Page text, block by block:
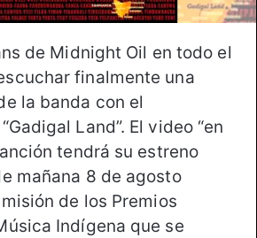
de Midnight Oil en todo el
finalmente una
la banda con el
Land”. El video “en
tendrá su estreno
mañana 8 de agosto
de los Premios
Indígena que se